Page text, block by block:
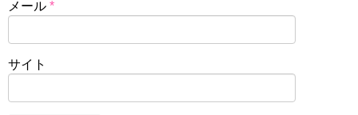
メール *
サイト